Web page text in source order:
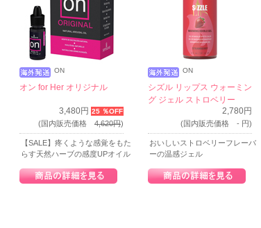
ON
オン for Her オリジナル
3,480円 25 ％OFF
(国内販売価格 4,620円)
【SALE】疼くような感覚をもた
らす天然ハーブの感度UPオイル
ON
シズル リップス ウォーミン
グ ジェル ストロベリー
2,780円
(国内販売価格 - 円)
おいしいストロベリーフレーバ
ーの温感ジェル